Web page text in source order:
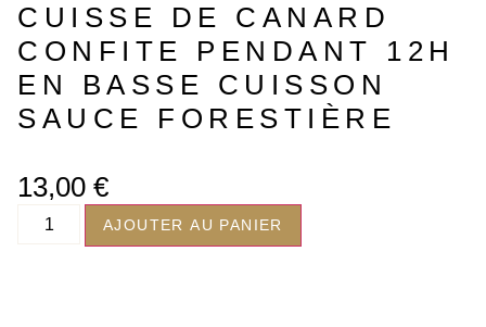
CUISSE DE CANARD
CONFITE PENDANT 12H
EN BASSE CUISSON
SAUCE FORESTIÈRE
13,00 €
AJOUTER AU PANIER